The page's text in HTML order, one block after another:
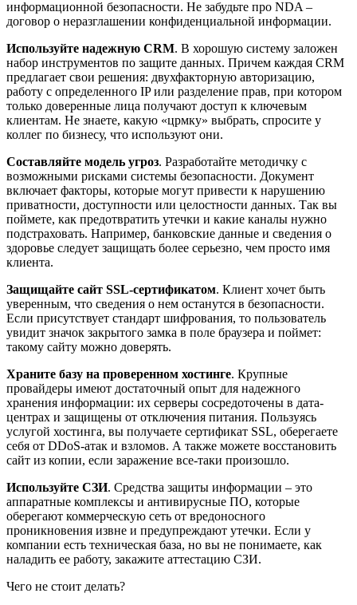
информационной безопасности. Не забудьте про NDA –
договор о неразглашении конфиденциальной информации.
Используйте надежную CRM. В хорошую систему заложен
набор инструментов по защите данных. Причем каждая CRM
предлагает свои решения: двухфакторную авторизацию,
работу с определенного IP или разделение прав, при котором
только доверенные лица получают доступ к ключевым
клиентам. Не знаете, какую «црмку» выбрать, спросите у
коллег по бизнесу, что используют они.
Составляйте модель угроз. Разработайте методичку с
возможными рисками системы безопасности. Документ
включает факторы, которые могут привести к нарушению
приватности, доступности или целостности данных. Так вы
поймете, как предотвратить утечки и какие каналы нужно
подстраховать. Например, банковские данные и сведения о
здоровье следует защищать более серьезно, чем просто имя
клиента.
Защищайте сайт SSL-сертификатом. Клиент хочет быть
уверенным, что сведения о нем останутся в безопасности.
Если присутствует стандарт шифрования, то пользователь
увидит значок закрытого замка в поле браузера и поймет:
такому сайту можно доверять.
Храните базу на проверенном хостинге. Крупные
провайдеры имеют достаточный опыт для надежного
хранения информации: их серверы сосредоточены в дата-
центрах и защищены от отключения питания. Пользуясь
услугой хостинга, вы получаете сертификат SSL, оберегаете
себя от DDoS-атак и взломов. А также можете восстановить
сайт из копии, если заражение все-таки произошло.
Используйте СЗИ. Средства защиты информации – это
аппаратные комплексы и антивирусные ПО, которые
оберегают коммерческую сеть от вредоносного
проникновения извне и предупреждают утечки. Если у
компании есть техническая база, но вы не понимаете, как
наладить ее работу, закажите аттестацию СЗИ.
Чего не стоит делать?